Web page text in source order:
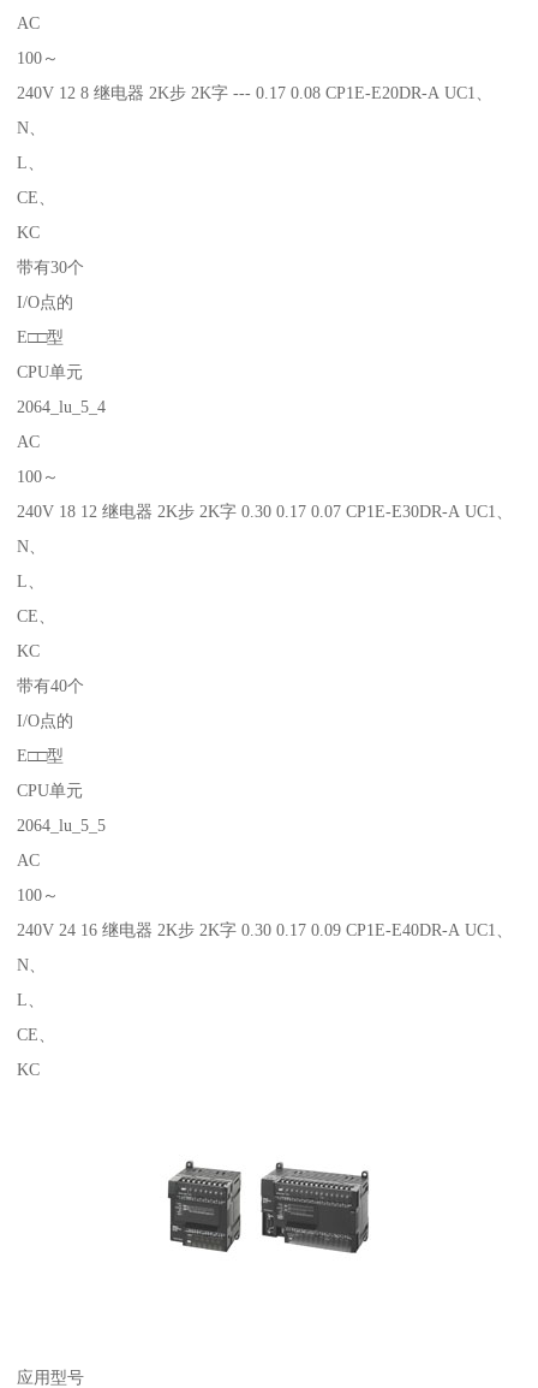
AC
100～
240V 12 8 继电器 2K步 2K字 --- 0.17 0.08 CP1E-E20DR-A UC1、
N、
L、
CE、
KC
带有30个
I/O点的
E□□型
CPU单元
2064_lu_5_4
AC
100～
240V 18 12 继电器 2K步 2K字 0.30 0.17 0.07 CP1E-E30DR-A UC1、
N、
L、
CE、
KC
带有40个
I/O点的
E□□型
CPU单元
2064_lu_5_5
AC
100～
240V 24 16 继电器 2K步 2K字 0.30 0.17 0.09 CP1E-E40DR-A UC1、
N、
L、
CE、
KC
应用型号